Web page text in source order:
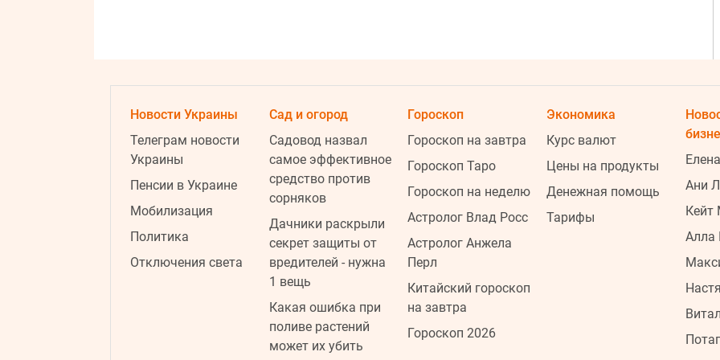
Новости Украины
Телеграм новости
Украины
Пенсии в Украине
Мобилизация
Политика
Отключения света
Сад и огород
Садовод назвал
самое эффективное
средство против
сорняков
Дачники раскрыли
секрет защиты от
вредителей - нужна
1 вещь
Какая ошибка при
поливе растений
может их убить
Гороскоп
Гороскоп на завтра
Гороскоп Таро
Гороскоп на неделю
Астролог Влад Росс
Астролог Анжела
Перл
Китайский гороскоп
на завтра
Гороскоп 2026
Экономика
Курс валют
Цены на продукты
Денежная помощь
Тарифы
Ани
Кейт
Алла